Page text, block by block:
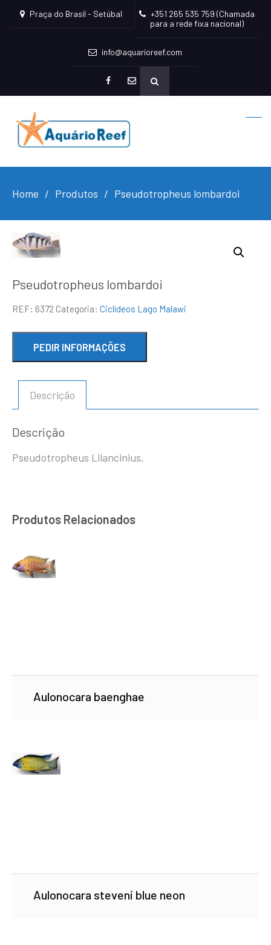
Praça do Brasil - Setúbal
+351 265 535 759 (Chamada
para a rede fixa nacional)
info@aquarioreef.com
mailto
Home Produtos Pseudotropheus lombardoi
Pseudotropheus lombardoi
REF: 6372 Categoria: Ciclídeos Lago Malawi
Descrição
Descrição
Pseudotropheus Lilancinius,
Produtos Relacionados
Aulonocara baenghae
Aulonocara steveni blue neon